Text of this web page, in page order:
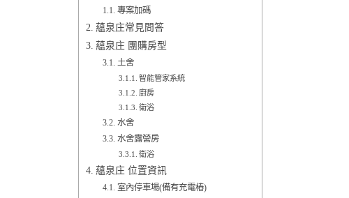
專案加碼
蘊泉庄常見問答
蘊泉庄 團購房型
土舍
智能管家系統
廚房
衛浴
水舍
水舍露營房
衛浴
蘊泉庄 位置資訊
室內停車場(備有充電樁)